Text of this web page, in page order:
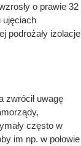
o prawie 32
ujęciach
podrożały izolacje
zwrócił uwagę
często w
im np. w połowie